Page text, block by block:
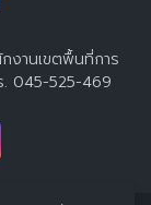
งานเขตพื้นที่การ
. 045-525-469